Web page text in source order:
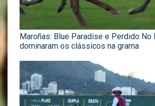
Maroñas: Blue Paradise e Perdido No
dominaram os clássicos na grama